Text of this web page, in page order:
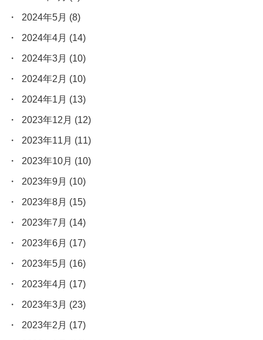
2024年5月 (8)
2024年4月 (14)
2024年3月 (10)
2024年2月 (10)
2024年1月 (13)
2023年12月 (12)
2023年11月 (11)
2023年10月 (10)
2023年9月 (10)
2023年8月 (15)
2023年7月 (14)
2023年6月 (17)
2023年5月 (16)
2023年4月 (17)
2023年3月 (23)
2023年2月 (17)